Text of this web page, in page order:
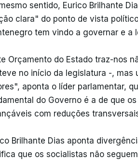
sentido, Eurico Brilhante
clara" do ponto de vista
tem vindo a governar e
Orçamento do Estado traz-nos
no início da legislatura -, mas
aponta o líder parlamentar,
do Governo é a de que
com reduções
Brilhante Dias aponta
que os socialistas não